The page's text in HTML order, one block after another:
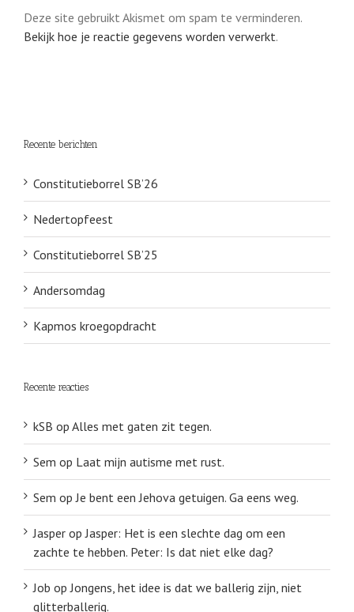
Deze site gebruikt Akismet om spam te verminderen.
Bekijk hoe je reactie gegevens worden verwerkt.
Recente berichten
Constitutieborrel SB’26
Nedertopfeest
Constitutieborrel SB’25
Andersomdag
Kapmos kroegopdracht
Recente reacties
kSB op Alles met gaten zit tegen.
Sem op Laat mijn autisme met rust.
Sem opJe bent een Jehova getuigen. Ga eens weg.
Jasper opJasper: Het is een slechte dag om een
zachte te hebben. Peter: Is dat niet elke dag?
Job opJongens, het idee is dat we ballerig zijn, niet
glitterballerig.